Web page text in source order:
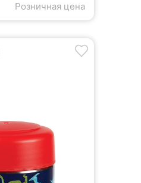
Розничная цена